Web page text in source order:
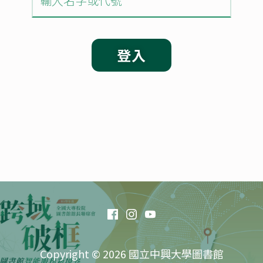
登入
Copyright © 2026 國立中興大學圖書館